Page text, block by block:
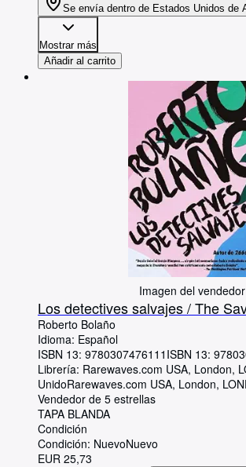
Se envía dentro de Estados Unidos de
Mostrar más
Añadir al carrito
Imagen del vendedor
Los detectives salvajes / The
Roberto Bolaño
Idioma: Español
ISBN 13: 9780307476111 ISBN 13:
Librería: Rarewaves.com USA, London,
UnidoRarewaves.com USA, London,
Vendedor de 5 estrellas
TAPA BLANDA
Condición
Condición: NuevoNuevo
EUR 25,73